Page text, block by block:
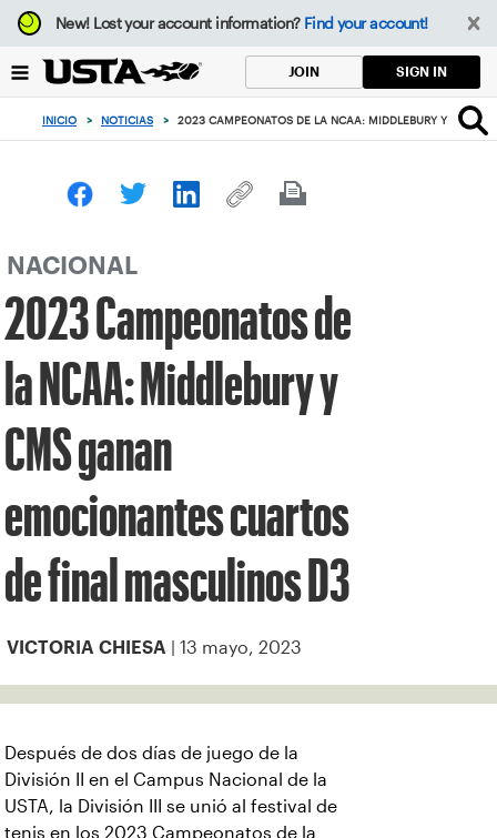
Enfoque
desde
botón
volver
principio
New!Lost your account information? Find your account!
JOIN SIGN IN
INICIO > NOTICIAS > 2023 CAMPEONATOS DE LA NCAA: MIDDLEBURY Y CMS
NACIONAL
2023 Campeonatos de
la NCAA: Middlebury y
CMS ganan
emocionantes cuartos
de final masculinos D3
VICTORIA CHIESA | 13 mayo, 2023
Después de dos días de juego de la
División II en el Campus Nacional de la
USTA, la División III se unió al festival de
tenis en los 2023 Campeonatos de la